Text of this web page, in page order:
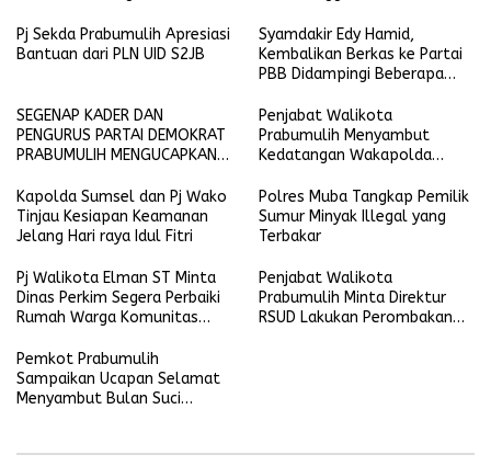
Pj Sekda Prabumulih Apresiasi
Bantuan dari PLN UID S2JB
Syamdakir Edy Hamid,
Kembalikan Berkas ke Partai
PBB Didampingi Beberapa
SEGENAP KADER DAN
PENGURUS PARTAI DEMOKRAT
PRABUMULIH MENGUCAPKAN
1445 H-2024 M
Penjabat Walikota
Prabumulih Menyambut
Kedatangan Wakapolda
Kapolda Sumsel dan Pj Wako
Tinjau Kesiapan Keamanan
Jelang Hari raya Idul Fitri
Polres Muba Tangkap Pemilik
Sumur Minyak Illegal yang
Terbakar
Pj Walikota Elman ST Minta
Dinas Perkim Segera Perbaiki
Rumah Warga Komunitas
Penjabat Walikota
Prabumulih Minta Direktur
RSUD Lakukan Perombakan
Pemkot Prabumulih
Sampaikan Ucapan Selamat
Menyambut Bulan Suci